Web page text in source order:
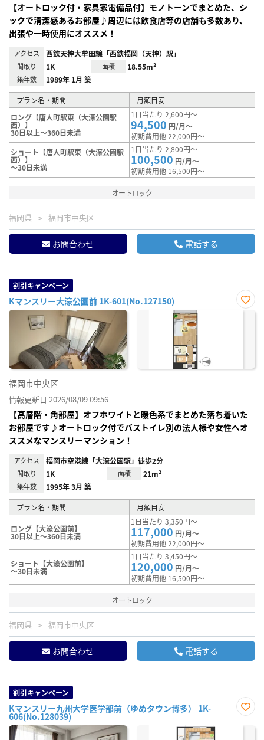
【オートロック付・家具家電備品付】モノトーンでまとめた、シ
ックで清潔感あるお部屋♪周辺には飲食店等の店舗も多数あり、
出張や一時使用にオススメ！
アクセス 西鉄天神大牟田線「西鉄福岡（天神）駅」
間取り 1K 面積 18.55m²
築年数 1989年 1月 築
プラン名・期間
月額目安
ロング【唐人町駅東（大濠公園駅
西）】
30日以上～360日未満
1日当たり 2,600円～
94,500 円/月～
初期費用他 22,000円～
ショート【唐人町駅東（大濠公園駅
西）】
～30日未満
1日当たり 2,800円～
100,500 円/月～
初期費用他 16,500円～
オートロック
福岡県 福岡市中央区
お問合わせ 電話する
割引キャンペーン
Kマンスリー大濠公園前 1K-601(No.127150)
お気
福岡市中央区
情報更新日 2026/08/09 09:56
【高層階・角部屋】オフホワイトと暖色系でまとめた落ち着いた
お部屋です♪オートロック付でバストイレ別の法人様や女性へオ
ススメなマンスリーマンション！
アクセス 福岡市空港線「大濠公園駅」徒歩2分
間取り 1K 面積 21m²
築年数 1995年 3月 築
プラン名・期間 月額目安
ロング【大濠公園前】
30日以上～360日未満
1日当たり 3,350円～
117,000 円/月～
初期費用他 22,000円～
ショート【大濠公園前】
～30日未満
1日当たり 3,450円～
120,000 円/月～
初期費用他 16,500円～
オートロック
福岡県 福岡市中央区
お問合わせ 電話する
割引キャンペーン
Kマンスリー九州大学医学部前（ゆめタウン博多） 1K-
606(No.128039)
に入